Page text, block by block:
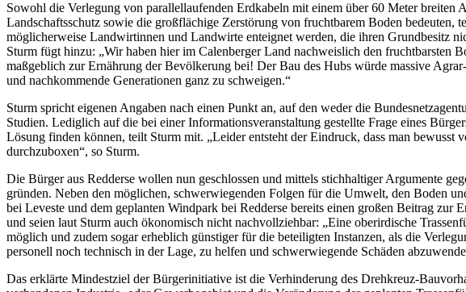
Sowohl die Verlegung von parallellaufenden Erdkabeln mit einem über 60 Meter
Landschaftsschutz sowie die großflächige Zerstörung von fruchtbarem Boden
möglicherweise Landwirtinnen und Landwirte enteignet werden, die ihren Grundbesitz
Sturm fügt hinzu: „Wir haben hier im Calenberger Land nachweislich den fruchtbarsten
maßgeblich zur Ernährung der Bevölkerung bei! Der Bau des Hubs würde massive
und nachkommende Generationen ganz zu schweigen.“
Sturm spricht eigenen Angaben nach einen Punkt an, auf den weder die
Studien. Lediglich auf die bei einer Informationsveranstaltung gestellte Frage eines
Lösung finden können, teilt Sturm mit. „Leider entsteht der Eindruck, dass man bewusst
durchzuboxen“, so Sturm.
Die Bürger aus Redderse wollen nun geschlossen und mittels stichhaltiger Argumente
gründen. Neben den möglichen, schwerwiegenden Folgen für die Umwelt, den Boden
bei Leveste und dem geplanten Windpark bei Redderse bereits einen großen Beitrag zur
und seien laut Sturm auch ökonomisch nicht nachvollziehbar: „Eine oberirdische
möglich und zudem sogar erheblich günstiger für die beteiligten Instanzen, als die
personell noch technisch in der Lage, zu helfen und schwerwiegende Schäden
Das erklärte Mindestziel der Bürgerinitiative ist die Verhinderung des Drehkreuz-